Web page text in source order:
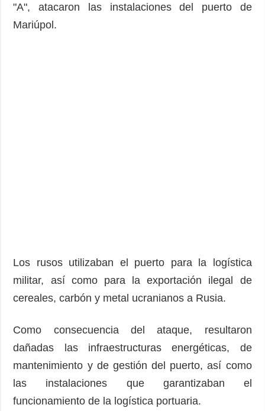
"A", atacaron las instalaciones del puerto de
Mariúpol.
Los rusos utilizaban el puerto para la logística
militar, así como para la exportación ilegal de
cereales, carbón y metal ucranianos a Rusia.
Como consecuencia del ataque, resultaron
dañadas las infraestructuras energéticas, de
mantenimiento y de gestión del puerto, así como
las instalaciones que garantizaban el
funcionamiento de la logística portuaria.